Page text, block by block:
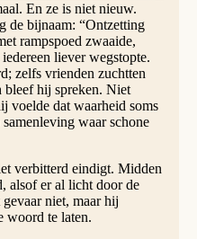
En ze is niet nieuw.
de bijnaam: “Ontzetting
rampspoed zwaaide,
liever wegstopte.
zelfs vrienden zuchtten
bleef hij spreken. Niet
voelde dat waarheid soms
waar schone
verbitterd eindigt. Midden
alsof er al licht door de
niet, maar hij
woord te laten.